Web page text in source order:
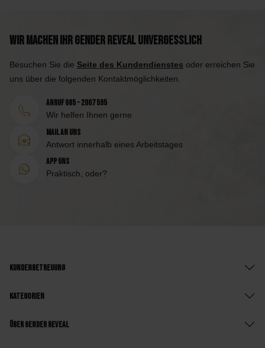
Wir machen Ihr Gender Reveal unvergesslich
Besuchen Sie die Seite des Kundendienstes oder erreichen Sie
uns über die folgenden Kontaktmöglichkeiten.
Anruf 085 - 2007 595
Wir helfen Ihnen gerne
Mail an uns
Antwort innerhalb eines Arbeitstages
App uns
Praktisch, oder?
Kundenbetreuung
Kategorien
Über Gender Reveal